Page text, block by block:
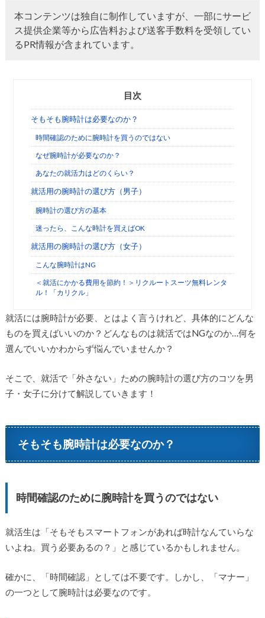
本コンテンツは独自に制作していますが、一部にサービ
ス提供企業等から広告料および送客手数料を受領してい
るPR情報が含まれています。
目次
そもそも腕時計は必要なのか？
時間確認のために腕時計を買うのではない
なぜ腕時計が必要なのか？
あなたの就活力はどのくらい？
就活用の腕時計の選び方（男子）
腕時計の選び方の基本
迷ったら、こんな時計を買えばOK
就活用の腕時計の選び方（女子）
こんな腕時計はNG
＜就活にかかる費用を節約！＞リクルートスーツ無料レンタ
ル！「カリクル」
就活には腕時計が必要、とはよく言うけれど、具体的にどんな
ものを買えばいいのか？どんなものは就活ではNGなのか…何を
選んでいいかわからず悩んでいませんか？
そこで、就活で「外さない」ための腕時計の選び方のコツを男
子・女子に分けて解説していきます！
そもそも腕時計は必要なのか？
時間確認のために腕時計を買うのではない
就活生は「そもそもスマートフォンがあれば時計なんていらな
いよね。買う必要あるの？」と感じているかもしれません。
確かに、「時間確認」としては不要です。しかし、「マナー」
の一つとして腕時計は必要なのです。